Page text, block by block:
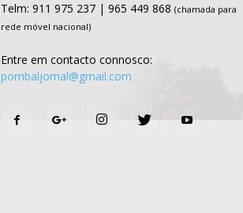
Telm: 911 975 237 | 965 449 868 (chamada para
rede móvel nacional)
Entre em contacto connosco:
pombaljornal@gmail.com